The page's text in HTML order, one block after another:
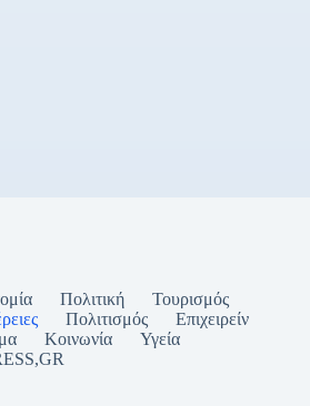
Πολιτική
Τουρισμός
Πολιτισμός
Επιχειρείν
Κοινωνία
Υγεία